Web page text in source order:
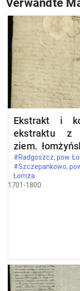
Verwandte
Ekstrakt i
ekstraktu z
ziem.
wizji granic z
roku
dobrami
szlacheckimi
Radgoszcz
#Radgoszcz, pow.
#Szczepankowo,
Łomża
1701-1800